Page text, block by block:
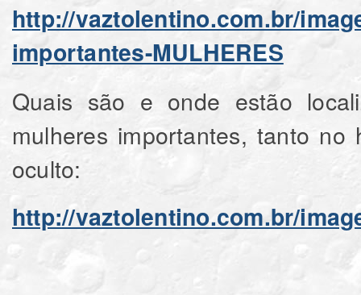
http://vaztolentino.com.br/
importantes-MULHERES
Quais são e onde estão
mulheres importantes, tanto
oculto:
http://vaztolentino.com.br/